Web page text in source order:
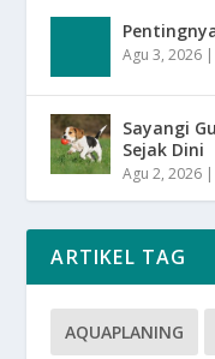
Agu 3, 2026 |
Sayangi
Sejak Dini
Agu 2, 2026 |
ARTIKEL TAG
AQUAPLANING